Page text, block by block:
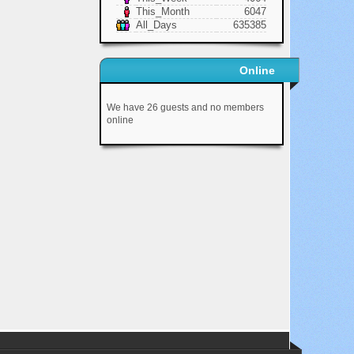
This_Month
6047
All_Days
635385
Online
We have 26 guests and no members
online